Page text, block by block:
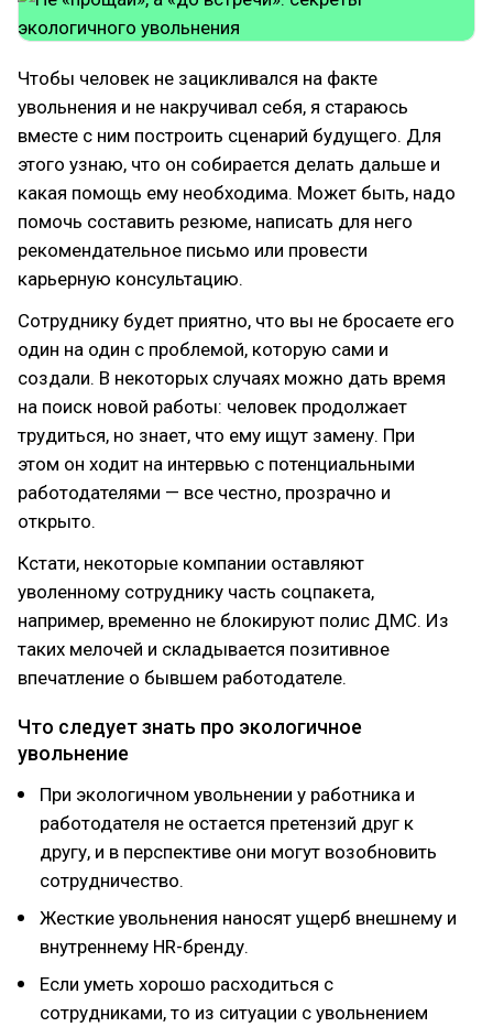
Чтобы человек не зацикливался на факте
увольнения и не накручивал себя, я стараюсь
вместе с ним построить сценарий будущего. Для
этого узнаю, что он собирается делать дальше и
какая помощь ему необходима. Может быть, надо
помочь составить резюме, написать для него
рекомендательное письмо или провести
карьерную консультацию.
Сотруднику будет приятно, что вы не бросаете его
один на один с проблемой, которую сами и
создали. В некоторых случаях можно дать время
на поиск новой работы: человек продолжает
трудиться, но знает, что ему ищут замену. При
этом он ходит на интервью с потенциальными
работодателями — все честно, прозрачно и
открыто.
Кстати, некоторые компании оставляют
уволенному сотруднику часть соцпакета,
например, временно не блокируют полис ДМС. Из
таких мелочей и складывается позитивное
впечатление о бывшем работодателе.
Что следует знать про экологичное
увольнение
При экологичном увольнении у работника и
работодателя не остается претензий друг к
другу, и в перспективе они могут возобновить
сотрудничество.
Жесткие увольнения наносят ущерб внешнему и
внутреннему HR-бренду.
Если уметь хорошо расходиться с
сотрудниками, то из ситуации с увольнением